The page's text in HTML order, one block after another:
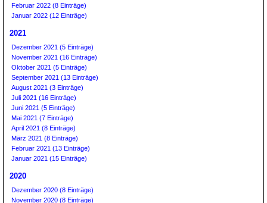
Februar 2022 (8 Einträge)
Januar 2022 (12 Einträge)
2021
Dezember 2021 (5 Einträge)
November 2021 (16 Einträge)
Oktober 2021 (5 Einträge)
September 2021 (13 Einträge)
August 2021 (3 Einträge)
Juli 2021 (16 Einträge)
Juni 2021 (5 Einträge)
Mai 2021 (7 Einträge)
April 2021 (8 Einträge)
März 2021 (8 Einträge)
Februar 2021 (13 Einträge)
Januar 2021 (15 Einträge)
2020
Dezember 2020 (8 Einträge)
November 2020 (8 Einträge)